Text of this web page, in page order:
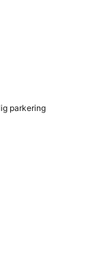
parkering